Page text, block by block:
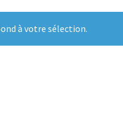
à votre sélection.